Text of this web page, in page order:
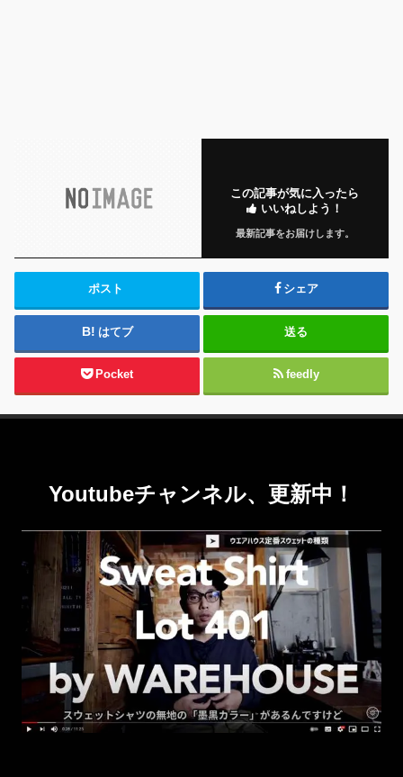
この記事が気に入ったら
いいねしよう！
最新記事をお届けします。
ポスト シェア
はてブ 送る
Pocket feedly
Youtubeチャンネル、更新中！